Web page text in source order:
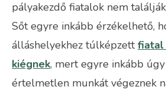
pályakezdő fiatalok nem
Sőt egyre inkább érzékelhető,
álláshelyekhez túlképzett
kiégnek, mert egyre inkább
értelmetlen munkát végeznek